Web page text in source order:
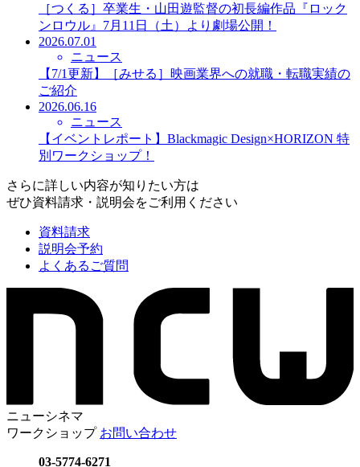
［つくる］卒業生・山田遊監督の初長編作品『ロック
ンロウル』7月11日（土）より劇場公開！
2026.07.01
ニュース
【7/1更新】［みせる］映画業界への就職・転職実績の
ご紹介
2026.06.16
ニュース
【イベントレポート】Blackmagic Design×HORIZON 特
別ワークショップ！
さらに詳しい内容が知りたい方は
ぜひ資料請求・説明会をご利用ください
資料請求
説明会予約
よくあるご質問
ニューシネマ
ワークショップ お問い合わせ
03-5774-6271